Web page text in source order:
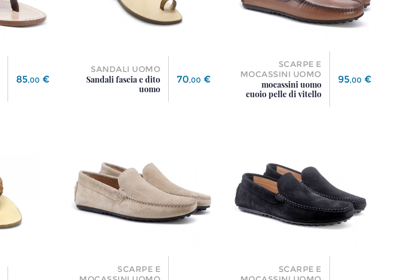
Prezzo
85,00 €
SANDALI UOMO
Sandali fascia e dito
uomo
Prezzo
70,00 €
SCARPE E
MOCASSINI UOMO
mocassini uomo
cuoio pelle di vitello
Prezzo
95,00 €
SCARPE E
SCARPE E